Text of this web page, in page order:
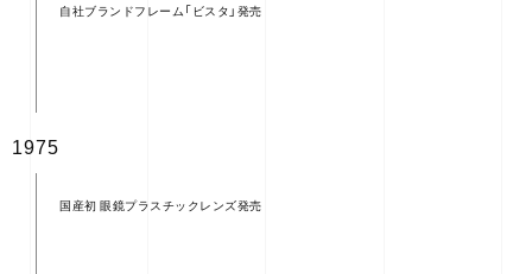
自社ブランドフレーム「ビスタ」発売
1975
国産初 眼鏡プラスチックレンズ発売